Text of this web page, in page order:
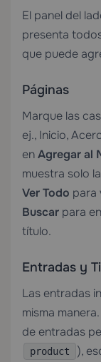
El panel del
presenta
que puede
Páginas
Marque las
ej., Inicio,
enAgregar al
muestra solo
Ver Todo para
Buscar para
título.
Entradas y
Las entradas
misma
de entradas
product
),